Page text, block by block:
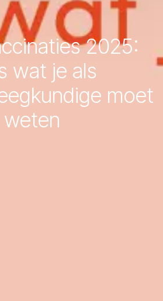
2025:
wat je als
moet
weten